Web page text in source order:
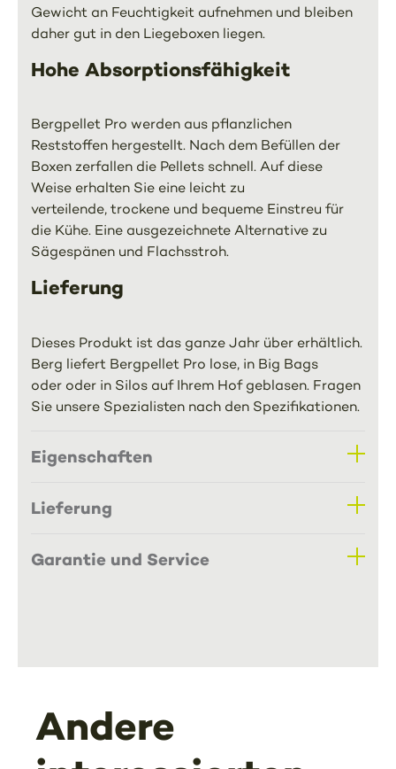
Gewicht an Feuchtigkeit aufnehmen und bleiben
daher gut in den Liegeboxen liegen.
Hohe Absorptionsfähigkeit
Bergpellet Pro werden aus pflanzlichen
Reststoffen hergestellt. Nach dem Befüllen der
Boxen zerfallen die Pellets schnell. Auf diese
Weise erhalten Sie eine leicht zu
verteilende, trockene und bequeme Einstreu für
die Kühe. Eine ausgezeichnete Alternative zu
Sägespänen und Flachsstroh.
Lieferung
Dieses Produkt ist das ganze Jahr über erhältlich.
Berg liefert Bergpellet Pro lose, in Big Bags
oder oder in Silos auf Ihrem Hof geblasen. Fragen
Sie unsere Spezialisten nach den Spezifikationen.
Eigenschaften
Lieferung
Garantie und Service
Andere